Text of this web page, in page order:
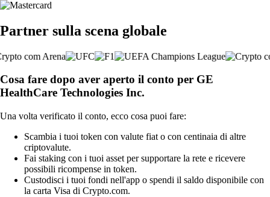
Partner sulla scena globale
Cosa fare dopo aver aperto il conto per GE
HealthCare Technologies Inc.
Una volta verificato il conto, ecco cosa puoi fare:
Scambia i tuoi token con valute fiat o con centinaia di altre
criptovalute.
Fai staking con i tuoi asset per supportare la rete e ricevere
possibili ricompense in token.
Custodisci i tuoi fondi nell'app o spendi il saldo disponibile con
la carta Visa di Crypto.com.